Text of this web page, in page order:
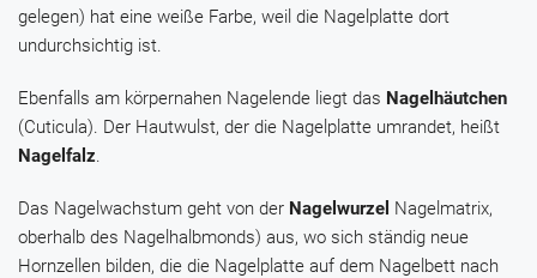
gelegen) hat eine weiße Farbe, weil die Nagelplatte dort
undurchsichtig ist.
Ebenfalls am körpernahen Nagelende liegt das Nagelhäutchen
(Cuticula). Der Hautwulst, der die Nagelplatte umrandet, heißt
Nagelfalz.
Das Nagelwachstum geht von der Nagelwurzel Nagelmatrix,
oberhalb des Nagelhalbmonds) aus, wo sich ständig neue
Hornzellen bilden, die die Nagelplatte auf dem Nagelbett nach